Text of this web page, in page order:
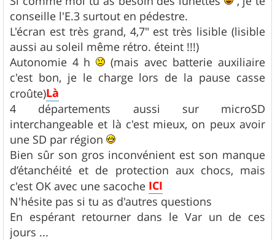
conseille l'E.3 surtout en pédestre.
L'écran est très grand, 4,7" est très lisible (lisible
aussi au soleil même rétro. éteint !!!)
Autonomie 4 h
(mais avec batterie auxiliaire
c'est bon, je le charge lors de la pause casse
croûte)Là
4 départements aussi sur microSD
interchangeable et là c'est mieux, on peux avoir
une SD par région
Bien sûr son gros inconvénient est son manque
d’étanchéité et de protection aux chocs, mais
c'est OK avec une sacoche ICI
N'hésite pas si tu as d'autres questions
En espérant retourner dans le Var un de ces
jours ...